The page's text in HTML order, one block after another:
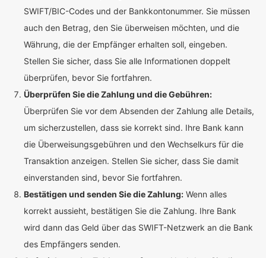
SWIFT/BIC-Codes und der Bankkontonummer. Sie müssen
auch den Betrag, den Sie überweisen möchten, und die
Währung, die der Empfänger erhalten soll, eingeben.
Stellen Sie sicher, dass Sie alle Informationen doppelt
überprüfen, bevor Sie fortfahren.
Überprüfen Sie die Zahlung und die Gebühren:
Überprüfen Sie vor dem Absenden der Zahlung alle Details,
um sicherzustellen, dass sie korrekt sind. Ihre Bank kann
die Überweisungsgebühren und den Wechselkurs für die
Transaktion anzeigen. Stellen Sie sicher, dass Sie damit
einverstanden sind, bevor Sie fortfahren.
Bestätigen und senden Sie die Zahlung: Wenn alles
korrekt aussieht, bestätigen Sie die Zahlung. Ihre Bank
wird dann das Geld über das SWIFT-Netzwerk an die Bank
des Empfängers senden.